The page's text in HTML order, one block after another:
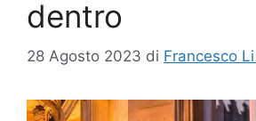
dentro
28 Agosto 2023 di Francesco